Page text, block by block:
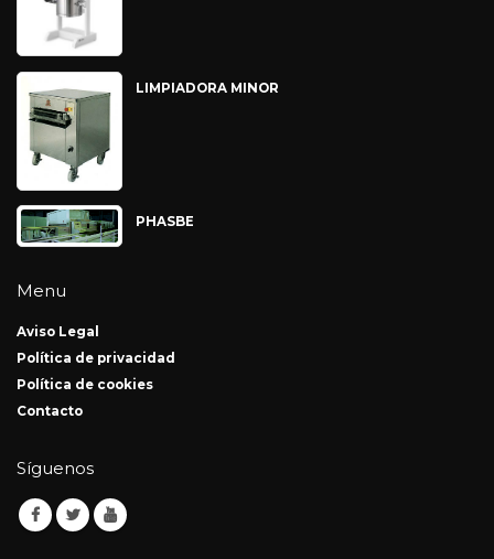
LIMPIADORA MINOR
PHASBE
Menu
Aviso Legal
Política de privacidad
Política de cookies
Contacto
Síguenos